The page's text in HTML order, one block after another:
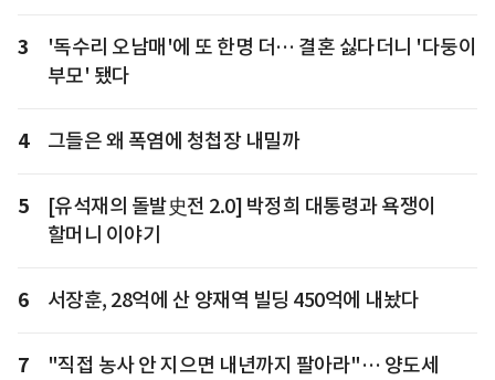
3
'독수리 오남매'에 또 한명 더… 결혼 싫다더니 '다둥이
부모' 됐다
4 그들은 왜 폭염에 청첩장 내밀까
5
[유석재의 돌발史전 2.0] 박정희 대통령과 욕쟁이
할머니 이야기
6 서장훈, 28억에 산 양재역 빌딩 450억에 내놨다
7
"직접 농사 안 지으면 내년까지 팔아라"… 양도세